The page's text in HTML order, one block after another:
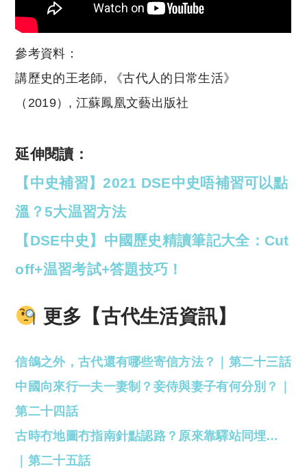
參考資料：
講歷史的王老師, 《古代人的日常生活》
（2019）, 江蘇鳳凰文藝出版社
延伸閱讀：
【中史補習】2021 DSE中史唔補習可以點
溫？5大温習方法
【DSE中史】中國歷史精讀筆記大全：Cut
off+温習考試+答題技巧！
更多【古代生活資訊】
信鴿之外，古代還有哪些寄信方法？｜第二十三話
中國向來行一夫一妻制？妾侍與妻子有何分別？｜
第二十四話
古時冇地圖冇指南針點認路？原來靠驛站同埋…
｜第二十五話